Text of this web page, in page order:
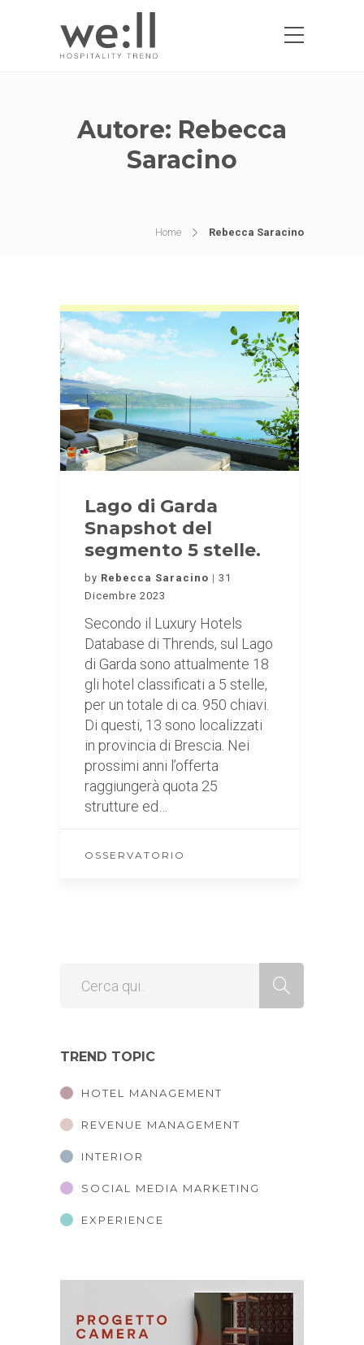
Autore: Rebecca
Saracino
Home Rebecca Saracino
Lago di Garda
Snapshot del
segmento 5 stelle.
by Rebecca Saracino
31
Dicembre 2023
Secondo il Luxury Hotels
Database di Thrends, sul Lago
di Garda sono attualmente 18
gli hotel classificati a 5 stelle,
per un totale di ca. 950 chiavi.
Di questi, 13 sono localizzati
in provincia di Brescia. Nei
prossimi anni l’offerta
raggiungerà quota 25
strutture ed…
OSSERVATORIO
TREND TOPIC
HOTEL MANAGEMENT
REVENUE MANAGEMENT
INTERIOR
SOCIAL MEDIA MARKETING
EXPERIENCE